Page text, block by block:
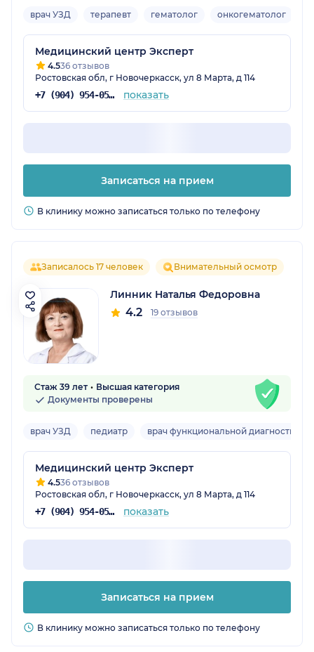
врач УЗД терапевт гематолог онкогематолог
Медицинский центр Эксперт
4.536 отзывов
Ростовская обл, г Новочеркасск, ул 8 Марта, д 114
+7 (904) 954-05-32 показать
Записаться на прием
В клинику можно записаться только по телефону
Записалось 17 человек Внимательный осмотр
Линник Наталья Федоровна
4.2 19 отзывов
Стаж 39 лет
Высшая категория
Документы проверены
врач УЗД педиатр врач функциональной диагностики
Медицинский центр Эксперт
4.536 отзывов
Ростовская обл, г Новочеркасск, ул 8 Марта, д 114
+7 (904) 954-05-32 показать
Записаться на прием
В клинику можно записаться только по телефону